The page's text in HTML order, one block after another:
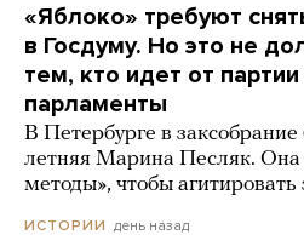
«Яблоко» требуют
в Госдуму. Но это не
тем, кто идет от
парламенты
В Петербурге в заксобрание
летняя Марина Песляк. Она
методы», чтобы
ИСТОРИИ день назад